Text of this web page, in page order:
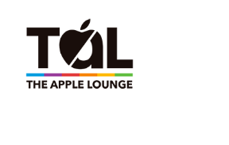
contenuto